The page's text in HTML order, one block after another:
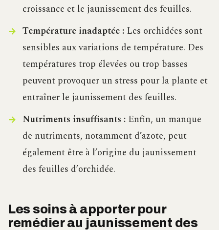
croissance et le jaunissement des feuilles.
Température inadaptée :Les orchidées sont
sensibles aux variations de température. Des
températures trop élevées ou trop basses
peuvent provoquer un stress pour la plante et
entraîner le jaunissement des feuilles.
Nutriments insuffisants :Enfin, un manque
de nutriments, notamment d’azote, peut
également être à l’origine du jaunissement
des feuilles d’orchidée.
Les soins à apporter pour
remédier au jaunissement des